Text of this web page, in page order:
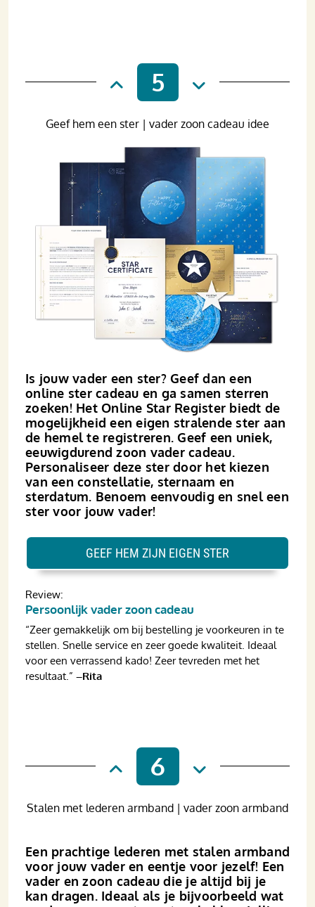
5
Is jouw vader een ster? Geef dan een
online ster cadeau en ga samen sterren
zoeken! Het Online Star Register biedt de
mogelijkheid een eigen stralende ster aan
de hemel te registreren. Geef een uniek,
eeuwigdurend zoon vader cadeau.
Personaliseer deze ster door het kiezen
van een constellatie, sternaam en
sterdatum. Benoem eenvoudig en snel een
ster voor jouw vader!
Geef hem een ster | vader zoon cadeau idee
Review:
Persoonlijk vader zoon cadeau
“Zeer gemakkelijk om bij bestelling je voorkeuren in te
stellen. Snelle service en zeer goede kwaliteit. Ideaal
voor een verrassend kado! Zeer tevreden met het
resultaat.” –Rita
GEEF HEM ZIJN EIGEN STER
6
Een prachtige lederen met stalen armband
voor jouw vader en eentje voor jezelf! Een
vader en zoon cadeau die je altijd bij je
kan dragen. Ideaal als je bijvoorbeeld wat
Stalen met lederen armband | vader zoon armband